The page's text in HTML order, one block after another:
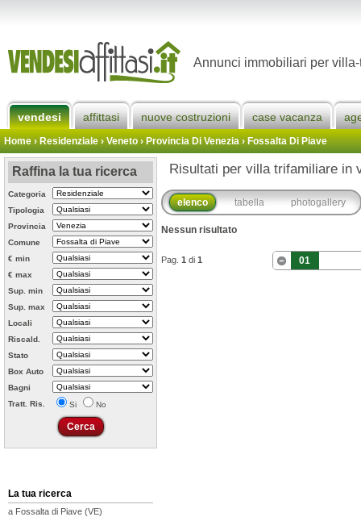
Annunci immobiliari per
vendesi affittasi nuove costruzioni case vacanza
Home› Residenziale › Veneto ›Provincia Di Venezia›Fossalta Di Piave
Raffina la tua ricerca
Categoria
Tipologia
Provincia
Comune
€ min
€ max
Sup. min
Sup. max
Locali
Riscald.
Stato
Box Auto
Bagni
Tratt. Ris.
Si No
La tua ricerca
a Fossalta di Piave (VE)
Risultati per villa trifamiliare in
elenco tabella photogallery
Nessun risultato
Pag. 1 di 1 01